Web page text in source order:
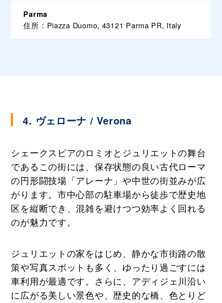
Parma
住所：Piazza Duomo, 43121 Parma PR, Italy
4. ヴェローナ / Verona
シェークスピアのロミオとジュリエットの舞台
であるこの街には、保存状態の良い古代ローマ
の円形闘技場「アレーナ」や中世の街並みが広
がります。市中心部の駐車場から徒歩で歴史地
区を縦断でき、混雑を避けつつ効率よく回れる
のが魅力です。
ジュリエットの家をはじめ、静かな市街路の散
策や写真スポットも多く、ゆったり過ごすには
車利用が最適です。さらに、アディジェ川沿い
に広がる美しい景色や、歴史的な橋、色とりど